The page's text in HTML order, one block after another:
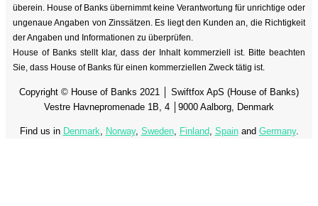
überein. House of Banks übernimmt keine Verantwortung für unrichtige oder
ungenaue Angaben von Zinssätzen. Es liegt den Kunden an, die Richtigkeit
der Angaben und Informationen zu überprüfen.
House of Banks stellt klar, dass der Inhalt kommerziell ist. Bitte beachten
Sie, dass House of Banks für einen kommerziellen Zweck tätig ist.
Copyright © House of Banks 2021 │ Swiftfox ApS (House of Banks)
Vestre Havnepromenade 1B, 4 │9000 Aalborg, Denmark
Find us in Denmark Norway, Sweden, Finland Spainand Germany.